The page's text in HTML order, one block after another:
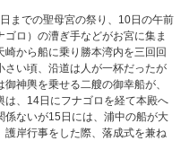
までの聖母宮の祭り、10日の午前
ロ）の漕ぎ手などがお宮に集ま
から船に乗り勝本湾内を三回回
さい頃、沿道は人が一杯だったが
神輿を乗せる二艘の御幸船が、
は、14日にフナゴロを経て本殿へ
係ないが15日には、浦中の船が大
岸行事をした際、落成式を兼ね